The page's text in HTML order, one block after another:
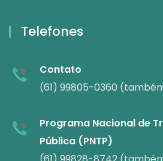
Telefones
Contato
(61) 99805-0360
Programa Nacional de
Pública (PNTP)